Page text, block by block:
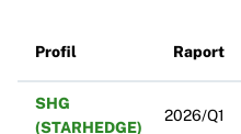
Profil Raport
SHG
(STARHEDGE)
2026/Q1